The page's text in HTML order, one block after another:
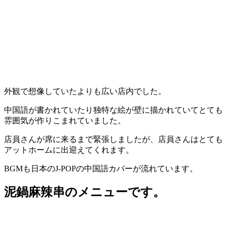
外観で想像していたよりも広い店内でした。
中国語が書かれていたり独特な絵が壁に描かれていてとても
雰囲気が作りこまれていました。
店員さんが席に来るまで緊張しましたが、店員さんはとても
アットホームに出迎えてくれます。
BGMも日本のJ-POPの中国語カバーが流れています。
泥鍋麻辣串のメニューです。